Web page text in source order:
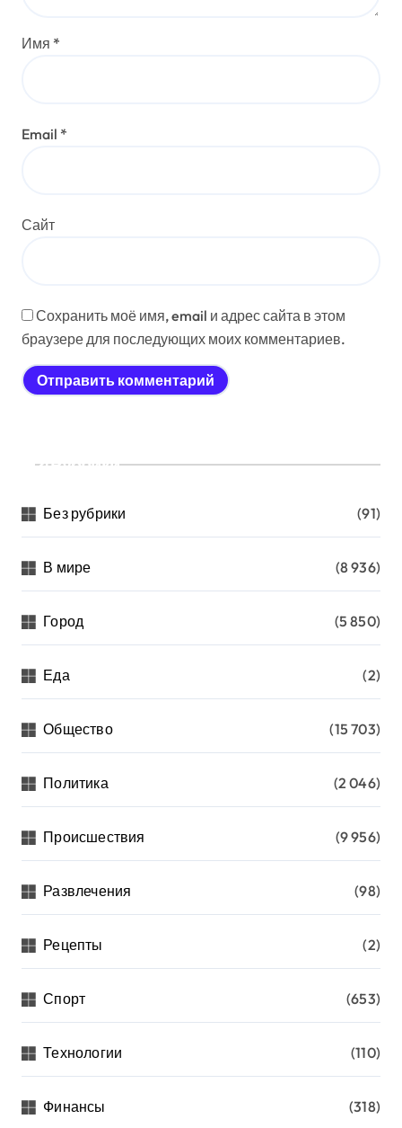
Имя *
Email *
Сайт
Сохранить моё имя, email и адрес сайта в этом
браузере для последующих моих комментариев.
Рубрики
Без рубрики (91)
В мире (8 936)
Город (5 850)
Еда (2)
Общество (15 703)
Политика (2 046)
Происшествия (9 956)
Развлечения (98)
Рецепты (2)
Спорт (653)
Технологии (110)
Финансы (318)